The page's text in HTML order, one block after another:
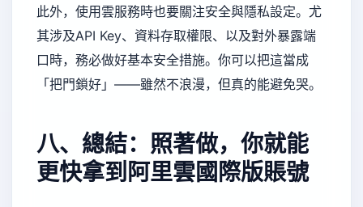
此外，使用雲服務時也要關注安全與隱私設定。尤
其涉及API Key、資料存取權限、以及對外暴露端
口時，務必做好基本安全措施。你可以把這當成
「把門鎖好」——雖然不浪漫，但真的能避免哭。
八、總結：照著做，你就能
更快拿到阿里雲國際版賬號